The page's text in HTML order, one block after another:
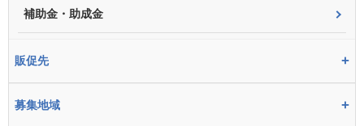
補助金・助成金
販促先 +
募集地域 +